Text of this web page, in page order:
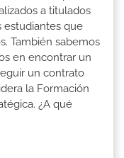
a titulados
estudiantes que
También sabemos
en encontrar un
un contrato
la Formación
¿A qué